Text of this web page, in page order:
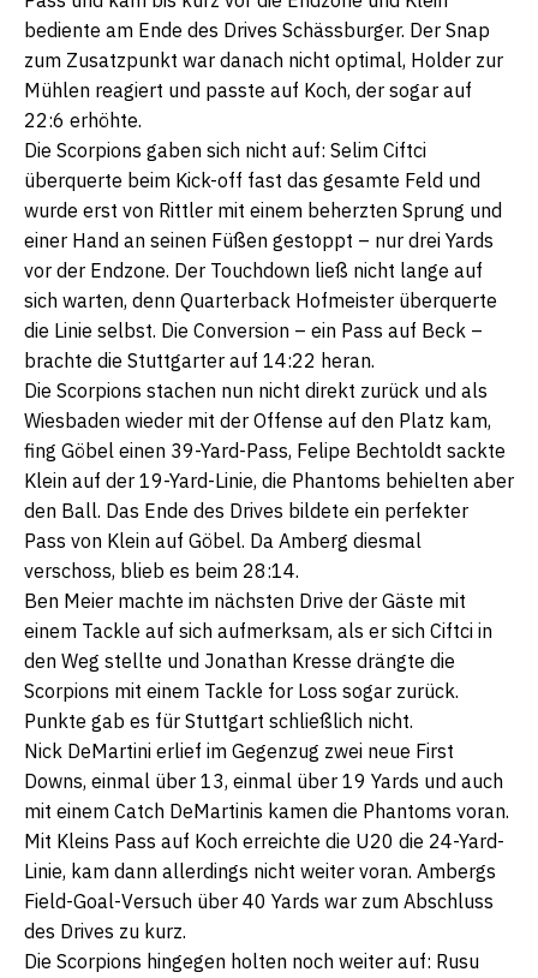
bediente am Ende des Drives Schässburger. Der Snap
zum Zusatzpunkt war danach nicht optimal, Holder zur
Mühlen reagiert und passte auf Koch, der sogar auf
22:6 erhöhte.
Die Scorpions gaben sich nicht auf: Selim Ciftci
überquerte beim Kick-off fast das gesamte Feld und
wurde erst von Rittler mit einem beherzten Sprung und
einer Hand an seinen Füßen gestoppt – nur drei Yards
vor der Endzone. Der Touchdown ließ nicht lange auf
sich warten, denn Quarterback Hofmeister überquerte
die Linie selbst. Die Conversion – ein Pass auf Beck –
brachte die Stuttgarter auf 14:22 heran.
Die Scorpions stachen nun nicht direkt zurück und als
Wiesbaden wieder mit der Offense auf den Platz kam,
fing Göbel einen 39-Yard-Pass, Felipe Bechtoldt sackte
Klein auf der 19-Yard-Linie, die Phantoms behielten aber
den Ball. Das Ende des Drives bildete ein perfekter
Pass von Klein auf Göbel. Da Amberg diesmal
verschoss, blieb es beim 28:14.
Ben Meier machte im nächsten Drive der Gäste mit
einem Tackle auf sich aufmerksam, als er sich Ciftci in
den Weg stellte und Jonathan Kresse drängte die
Scorpions mit einem Tackle for Loss sogar zurück.
Punkte gab es für Stuttgart schließlich nicht.
Nick DeMartini erlief im Gegenzug zwei neue First
Downs, einmal über 13, einmal über 19 Yards und auch
mit einem Catch DeMartinis kamen die Phantoms voran.
Mit Kleins Pass auf Koch erreichte die U20 die 24-Yard-
Linie, kam dann allerdings nicht weiter voran. Ambergs
Field-Goal-Versuch über 40 Yards war zum Abschluss
des Drives zu kurz.
Die Scorpions hingegen holten noch weiter auf: Rusu